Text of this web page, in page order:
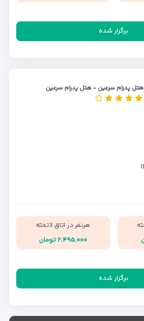
برگزار شده
هتل پدرام سرعین - هتل پدرام سرعین
هرنفر در اتاق 3تخته
۲,۴۹۵,۰۰۰ تومان
برگزار شده